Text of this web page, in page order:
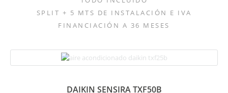
SPLIT + 5 MTS DE INSTALACIÓN E IVA
FINANCIACIÓN A 36 MESES
DAIKIN SENSIRA TXF50B